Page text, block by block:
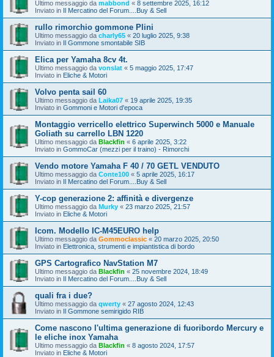
Ultimo messaggio da mabbond « 8 settembre 2025, 16:12
Inviato in Il Mercatino del Forum....Buy & Sell
rullo rimorchio gommone Plini
Ultimo messaggio da charly65 « 20 luglio 2025, 9:38
Inviato in Il Gommone smontabile SIB
Elica per Yamaha 8cv 4t.
Ultimo messaggio da vonslat « 5 maggio 2025, 17:47
Inviato in Eliche & Motori
Volvo penta sail 60
Ultimo messaggio da Laika07 « 19 aprile 2025, 19:35
Inviato in Gommoni e Motori d'epoca
Montaggio verricello elettrico Superwinch 5000 e Manuale
Goliath su carrello LBN 1220
Ultimo messaggio da Blackfin « 6 aprile 2025, 3:22
Inviato in GommoCar (mezzi per il traino) - Rimorchi
Vendo motore Yamaha F 40 / 70 GETL VENDUTO
Ultimo messaggio da Conte100 « 5 aprile 2025, 16:17
Inviato in Il Mercatino del Forum....Buy & Sell
Y-cop generazione 2: affinità e divergenze
Ultimo messaggio da Murky « 23 marzo 2025, 21:57
Inviato in Eliche & Motori
Icom. Modello IC-M45EURO help
Ultimo messaggio da Gommoclassic « 20 marzo 2025, 20:50
Inviato in Elettronica, strumenti e impiantistica di bordo
GPS Cartografico NavStation M7
Ultimo messaggio da Blackfin « 25 novembre 2024, 18:49
Inviato in Il Mercatino del Forum....Buy & Sell
quali fra i due?
Ultimo messaggio da qwerty « 27 agosto 2024, 12:43
Inviato in Il Gommone semirigido RIB
Come nascono l'ultima generazione di fuoribordo Mercury e
le eliche inox Yamaha
Ultimo messaggio da Blackfin « 8 agosto 2024, 17:57
Inviato in Eliche & Motori